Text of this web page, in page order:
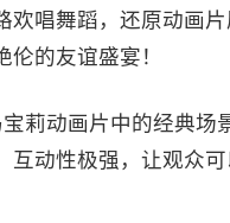
唱舞蹈，还原动画
的友谊盛宴！
莉动画片中的经典场
动性极强，让观众